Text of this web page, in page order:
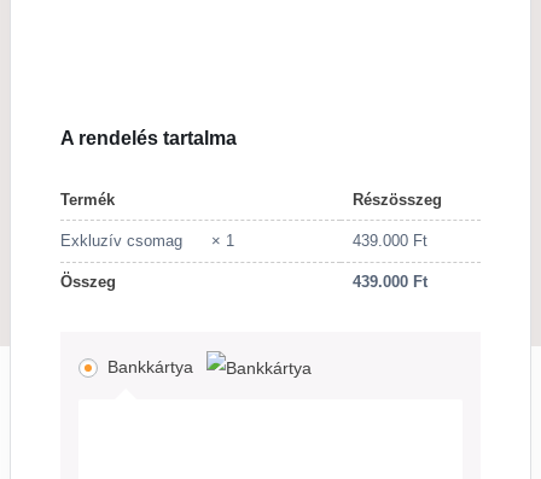
A rendelés tartalma
Termék Részösszeg
Exkluzív csomag × 1 439.000 Ft
Összeg 439.000 Ft
Bankkártya